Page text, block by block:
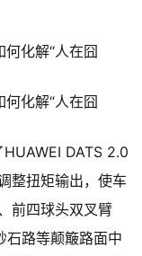
DATS 2.0
整扭矩输出，使车
前四球头双叉臂
石路等颠簸路面中